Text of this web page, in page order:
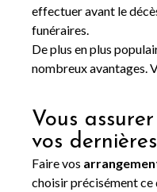
effectuer avant le
funéraires.
De plus en plus
nombreux avantages.
Vous
vos
Faire vos
choisir précisément ce